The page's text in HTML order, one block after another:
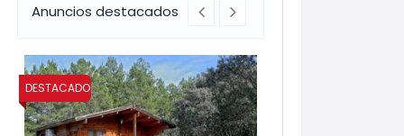
Anuncios destacados
DESTACADO